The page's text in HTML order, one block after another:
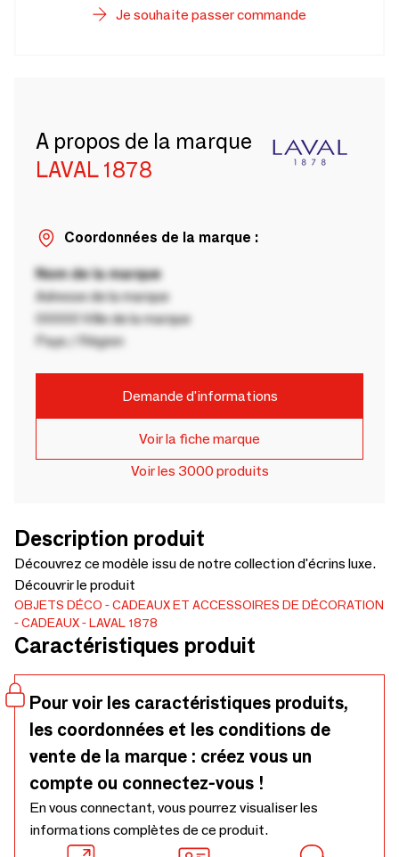
Je souhaite passer commande
A propos de la marque
LAVAL 1878
Coordonnées de la marque :
Nom de la marque
Adresse de la marque
00000 Ville de la marque
Pays / Région
Demande d'informations
Voir la fiche marque
Voir les 3000 produits
Description produit
Découvrez ce modèle issu de notre collection d'écrins luxe.
Découvrir le produit
OBJETS DÉCO
CADEAUX ET ACCESSOIRES DE DÉCORATION
CADEAUX
LAVAL 1878
Caractéristiques produit
Pour voir les caractéristiques produits,
les coordonnées et les conditions de
vente de la marque : créez vous un
compte ou connectez-vous !
En vous connectant, vous pourrez visualiser les
informations complètes de ce produit.